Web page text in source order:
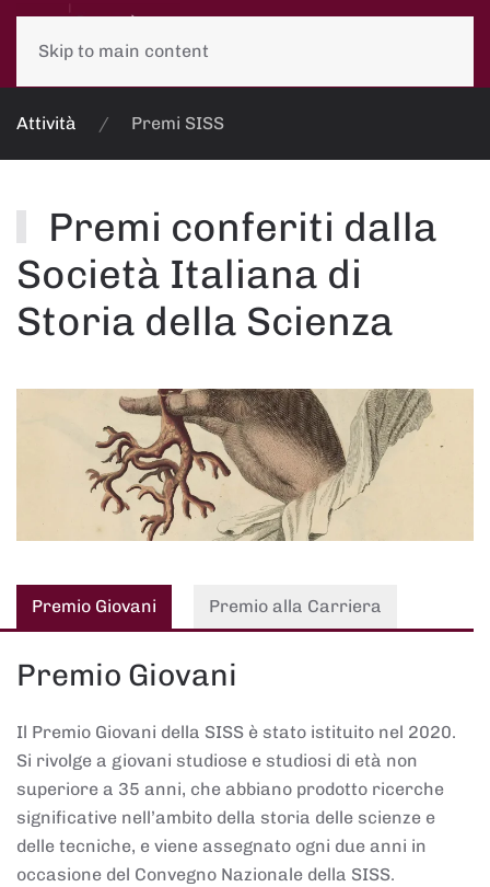
Skip to main content
Attività Premi SISS
Premi conferiti dalla
Società Italiana di
Storia della Scienza
Premio Giovani Premio alla Carriera
Premio Giovani
Il Premio Giovani della SISS è stato istituito nel 2020.
Si rivolge a giovani studiose e studiosi di età non
superiore a 35 anni, che abbiano prodotto ricerche
significative nell’ambito della storia delle scienze e
delle tecniche, e viene assegnato ogni due anni in
occasione del Convegno Nazionale della SISS.